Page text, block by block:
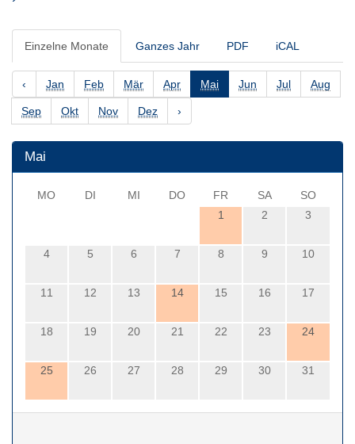
Einzelne Monate Ganzes Jahr PDF iCAL
‹ Jan Feb Mär Apr Mai Jun Jul Aug
Sep Okt Nov Dez ›
Mai
MO DI MI DO FR SA
SO
1
2 3
4 5 6 7 8 9 10
11 12 13 14 15 16 17
18 19 20 21 22 23 24
25 26 27 28 29 30 31